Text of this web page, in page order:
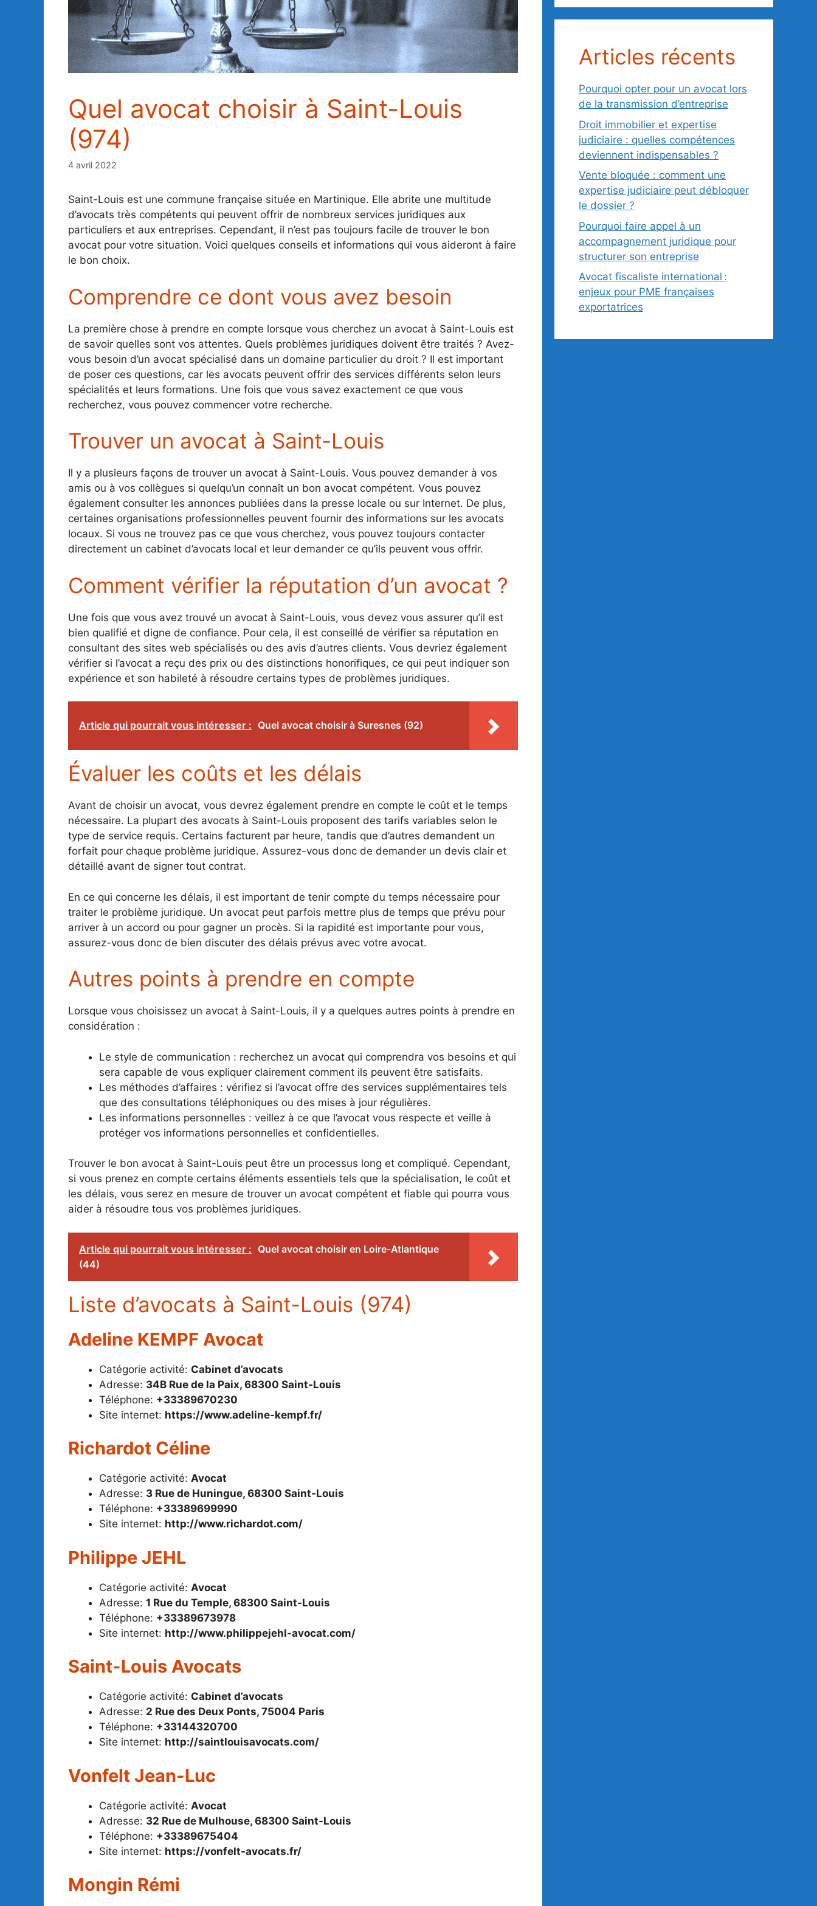
Quel avocat choisir à Saint-Louis
(974)
4 avril 2022
Saint-Louis est une commune française située en Martinique. Elle abrite une multitude
d’avocats très compétents qui peuvent offrir de nombreux services juridiques aux
particuliers et aux entreprises. Cependant, il n’est pas toujours facile de trouver le bon
avocat pour votre situation. Voici quelques conseils et informations qui vous aideront à faire
le bon choix.
Comprendre ce dont vous avez besoin
La première chose à prendre en compte lorsque vous cherchez un avocat à Saint-Louis est
de savoir quelles sont vos attentes. Quels problèmes juridiques doivent être traités ? Avez-
vous besoin d’un avocat spécialisé dans un domaine particulier du droit ? Il est important
de poser ces questions, car les avocats peuvent offrir des services différents selon leurs
spécialités et leurs formations. Une fois que vous savez exactement ce que vous
recherchez, vous pouvez commencer votre recherche.
Trouver un avocat à Saint-Louis
Il y a plusieurs façons de trouver un avocat à Saint-Louis. Vous pouvez demander à vos
amis ou à vos collègues si quelqu’un connaît un bon avocat compétent. Vous pouvez
également consulter les annonces publiées dans la presse locale ou sur Internet. De plus,
certaines organisations professionnelles peuvent fournir des informations sur les avocats
locaux. Si vous ne trouvez pas ce que vous cherchez, vous pouvez toujours contacter
directement un cabinet d’avocats local et leur demander ce qu’ils peuvent vous offrir.
Comment vérifier la réputation d’un avocat ?
Une fois que vous avez trouvé un avocat à Saint-Louis, vous devez vous assurer qu’il est
bien qualifié et digne de confiance. Pour cela, il est conseillé de vérifier sa réputation en
consultant des sites web spécialisés ou des avis d’autres clients. Vous devriez également
vérifier si l’avocat a reçu des prix ou des distinctions honorifiques, ce qui peut indiquer son
expérience et son habileté à résoudre certains types de problèmes juridiques.
Article qui pourrait vous intéresser : Quel avocat choisir à Suresnes (92)
Évaluer les coûts et les délais
Avant de choisir un avocat, vous devrez également prendre en compte le coût et le temps
nécessaire. La plupart des avocats à Saint-Louis proposent des tarifs variables selon le
type de service requis. Certains facturent par heure, tandis que d’autres demandent un
forfait pour chaque problème juridique. Assurez-vous donc de demander un devis clair et
détaillé avant de signer tout contrat.
En ce qui concerne les délais, il est important de tenir compte du temps nécessaire pour
traiter le problème juridique. Un avocat peut parfois mettre plus de temps que prévu pour
arriver à un accord ou pour gagner un procès. Si la rapidité est importante pour vous,
assurez-vous donc de bien discuter des délais prévus avec votre avocat.
Autres points à prendre en compte
Lorsque vous choisissez un avocat à Saint-Louis, il y a quelques autres points à prendre en
considération :
Le style de communication : recherchez un avocat qui comprendra vos besoins et qui
sera capable de vous expliquer clairement comment ils peuvent être satisfaits.
Les méthodes d’affaires : vérifiez si l’avocat offre des services supplémentaires tels
que des consultations téléphoniques ou des mises à jour régulières.
Les informations personnelles : veillez à ce que l’avocat vous respecte et veille à
protéger vos informations personnelles et confidentielles.
Trouver le bon avocat à Saint-Louis peut être un processus long et compliqué. Cependant,
si vous prenez en compte certains éléments essentiels tels que la spécialisation, le coût et
les délais, vous serez en mesure de trouver un avocat compétent et fiable qui pourra vous
aider à résoudre tous vos problèmes juridiques.
Article qui pourrait vous intéresser : Quel avocat choisir en Loire-Atlantique
(44)
Liste d’avocats à Saint-Louis (974)
Adeline KEMPF Avocat
Catégorie activité: Cabinet d’avocats
Adresse: 34B Rue de la Paix, 68300 Saint-Louis
Téléphone: +33389670230
Site internet: https://www.adeline-kempf.fr/
Richardot Céline
Catégorie activité: Avocat
Adresse: 3 Rue de Huningue, 68300 Saint-Louis
Téléphone: +33389699990
Site internet: http://www.richardot.com/
Philippe JEHL
Catégorie activité: Avocat
Adresse: 1 Rue du Temple, 68300 Saint-Louis
Téléphone: +33389673978
Site internet: http://www.philippejehl-avocat.com/
Saint-Louis Avocats
Catégorie activité: Cabinet d’avocats
Adresse: 2 Rue des Deux Ponts, 75004 Paris
Téléphone: +33144320700
Site internet: http://saintlouisavocats.com/
Vonfelt Jean-Luc
Catégorie activité: Avocat
Adresse: 32 Rue de Mulhouse, 68300 Saint-Louis
Téléphone: +33389675404
Site internet: https://vonfelt-avocats.fr/
Mongin Rémi
Articles récents
Pourquoi opter pour un avocat lors
de la transmission d’entreprise
Droit immobilier et expertise
judiciaire : quelles compétences
deviennent indispensables ?
Vente bloquée : comment une
expertise judiciaire peut débloquer
le dossier ?
Pourquoi faire appel à un
accompagnement juridique pour
structurer son entreprise
Avocat fiscaliste international :
enjeux pour PME françaises
exportatrices